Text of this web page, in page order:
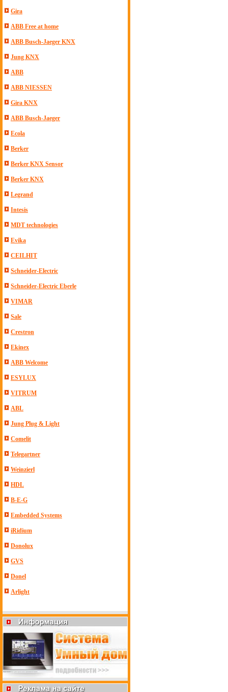
Gira
ABB Free at home
ABB Busch-Jaeger KNX
Jung KNX
ABB
ABB NIESSEN
Gira KNX
ABB Busch-Jaeger
Ecola
Berker
Berker KNX Sensor
Berker KNX
Legrand
Intesis
MDT technologies
Evika
CEILHIT
Schneider-Electric
Schneider-Electric Eberle
VIMAR
Sale
Crestron
Ekinex
ABB Welcome
ESYLUX
VITRUM
ABL
Jung Plug & Light
Comelit
Telegartner
Weinzierl
HDL
B-E-G
Embedded Systems
iRidium
Donolux
GVS
Donel
Arlight